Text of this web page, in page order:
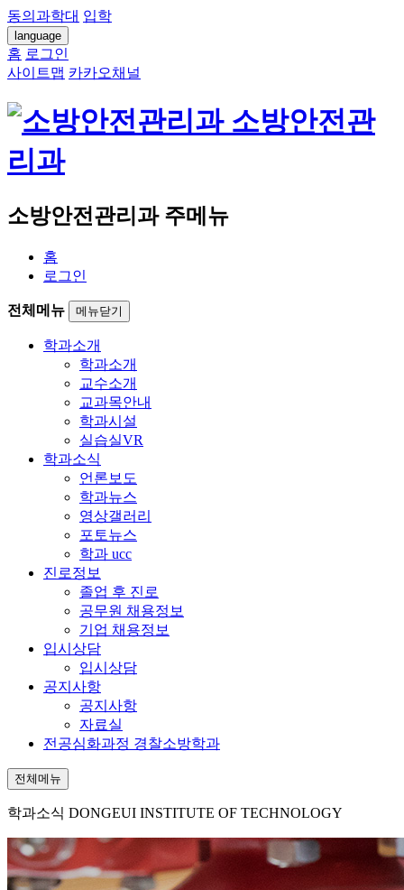
동의과학대 입학
language
홈 로그인
사이트맵 카카오채널
소방안전관
리과
소방안전관리과 주메뉴
홈
로그인
전체메뉴 메뉴닫기
학과소개
학과소개
교수소개
교과목안내
학과시설
실습실VR
학과소식
언론보도
학과뉴스
영상갤러리
포토뉴스
학과 ucc
진로정보
졸업 후 진로
공무원 채용정보
기업 채용정보
입시상담
입시상담
공지사항
공지사항
자료실
전공심화과정 경찰소방학과
전체메뉴
학과소식 DONGEUI INSTITUTE OF TECHNOLOGY